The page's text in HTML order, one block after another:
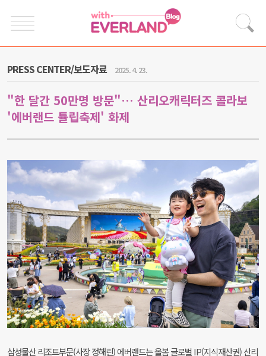
PRESS CENTER/보도자료 2025. 4. 23.
"한 달간 50만명 방문"… 산리오캐릭터즈 콜라보
'에버랜드 튤립축제' 화제
삼성물산 리조트부문(사장 정해린) 에버랜드는 올봄 글로벌 IP(지식재산권) 산리